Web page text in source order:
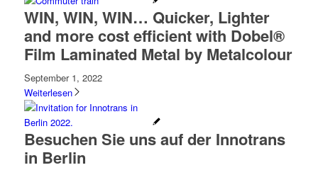
WIN, WIN, WIN… Quicker, Lighter
and more cost efficient with Dobel®
Film Laminated Metal by Metalcolour
September 1, 2022
Weiterlesen
Besuchen Sie uns auf der Innotrans
in Berlin